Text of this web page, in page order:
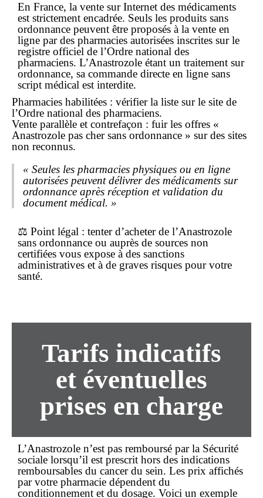
En France, la vente sur Internet des médicaments
est strictement encadrée. Seuls les produits sans
ordonnance peuvent être proposés à la vente en
ligne par des pharmacies autorisées inscrites sur le
registre officiel de l’Ordre national des
pharmaciens. L’Anastrozole étant un traitement sur
ordonnance, sa commande directe en ligne sans
script médical est interdite.
Pharmacies habilitées : vérifier la liste sur le site de
l’Ordre national des pharmaciens.
Vente parallèle et contrefaçon : fuir les offres «
Anastrozole pas cher sans ordonnance » sur des sites
non reconnus.
« Seules les pharmacies physiques ou en ligne
autorisées peuvent délivrer des médicaments sur
ordonnance après réception et validation du
document médical. »
⚖️ Point légal : tenter d’acheter de l’Anastrozole
sans ordonnance ou auprès de sources non
certifiées vous expose à des sanctions
administratives et à de graves risques pour votre
santé.
Tarifs indicatifs
et éventuelles
prises en charge
L’Anastrozole n’est pas remboursé par la Sécurité
sociale lorsqu’il est prescrit hors des indications
remboursables du cancer du sein. Les prix affichés
par votre pharmacie dépendent du
conditionnement et du dosage. Voici un exemple